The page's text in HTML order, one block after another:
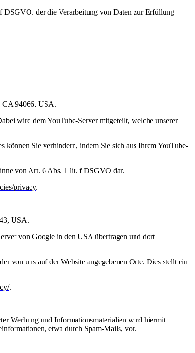
DSGVO, der die Verarbeitung von Daten zur Erfüllung
CA 94066, USA.
wird dem YouTube-Server mitgeteilt, welche unserer
Sie verhindern, indem Sie sich aus Ihrem YouTube-
von Art. 6 Abs. 1 lit. f DSGVO dar.
privacy.
USA.
von Google in den USA übertragen und dort
von uns auf der Website angegebenen Orte. Dies stellt ein
.
Werbung und Informationsmaterialien wird hiermit
etwa durch Spam-Mails, vor.